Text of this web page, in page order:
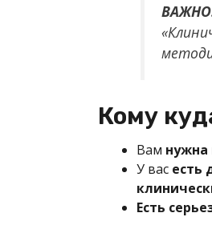
Кому
Вам
У вас есть
Есть